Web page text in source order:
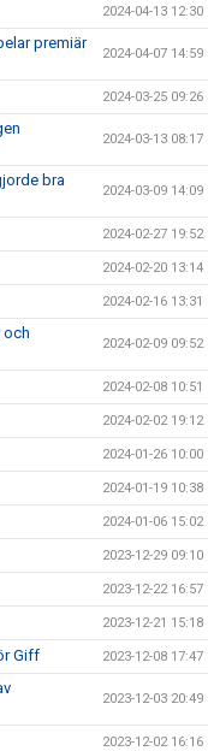
2024-04-13 12:30
premiär
2024-04-07 14:59
2024-03-25 09:26
2024-03-13 08:17
bra
2024-03-09 14:09
2024-02-27 19:52
2024-02-20 13:14
2024-02-16 13:31
och
2024-02-09 09:52
2024-02-08 10:51
2024-02-02 19:12
2024-01-26 10:00
2024-01-19 10:38
2024-01-06 15:02
2023-12-29 09:10
2023-12-22 16:57
2023-12-21 15:18
Giff 2023-12-08 17:47
2023-12-03 20:49
2023-12-02 16:16